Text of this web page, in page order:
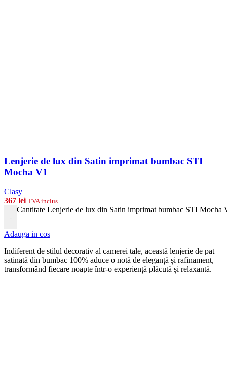
Lenjerie de lux din Satin imprimat bumbac STI
Mocha V1
Clasy
367 lei TVA inclus
-
Cantitate Lenjerie de lux din Satin imprimat bumbac STI Mocha
Adauga in cos
Indiferent de stilul decorativ al camerei tale, această lenjerie de pat
satinată din bumbac 100% aduce o notă de eleganță și rafinament,
transformând fiecare noapte într-o experiență plăcută și relaxantă.